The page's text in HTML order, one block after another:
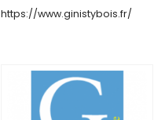
https://www.ginistybois.fr/